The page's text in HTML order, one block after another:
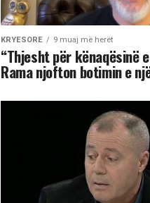
KRYESORE 9 muaj më herët
“Thjesht për kënaqësinë
Rama njofton botimin e